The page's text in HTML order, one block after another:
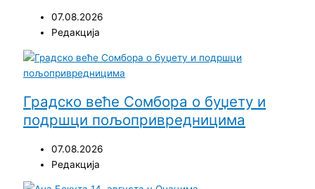
07.08.2026
Редакција
Градско веће Сомбора о буџету и
подршци пољопривредницима
07.08.2026
Редакција